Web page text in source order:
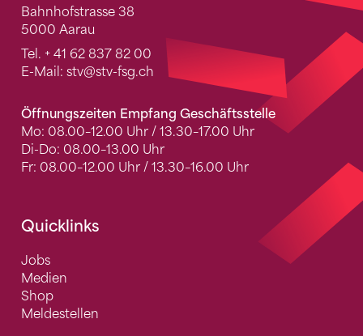
Bahnhofstrasse 38
5000 Aarau
Tel. + 41 62 837 82 00
E-Mail: stv@stv-fsg.ch
Öffnungszeiten Empfang Geschäftsstelle
Mo: 08.00–12.00 Uhr / 13.30–17.00 Uhr
Di-Do: 08.00–13.00 Uhr
Fr: 08.00–12.00 Uhr / 13.30–16.00 Uhr
Quicklinks
Jobs
Medien
Shop
Meldestellen